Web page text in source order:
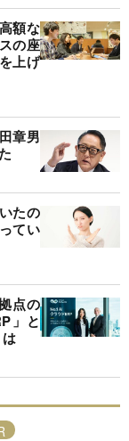
額な
の座
上げ
章男
たの
てい
点の
」と